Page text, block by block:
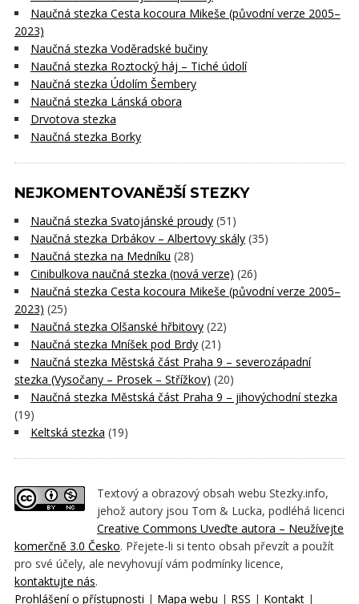
Naučná stezka Cesta kocoura Mikeše (původní verze 2005–
2023)
Naučná stezka Voděradské bučiny
Naučná stezka Roztocký háj – Tiché údolí
Naučná stezka Údolím Šembery
Naučná stezka Lánská obora
Drvotova stezka
Naučná stezka Borky
NEJKOMENTOVANĚJŠÍ STEZKY
Naučná stezka Svatojánské proudy(51)
Naučná stezka Drbákov – Albertovy skály(35)
Naučná stezka na Medníku (28)
Cinibulkova naučná stezka (nová verze) (26)
Naučná stezka Cesta kocoura Mikeše (původní verze 2005–
2023) (25)
Naučná stezka Olšanské hřbitovy(22)
Naučná stezka Mníšek pod Brdy(21)
Naučná stezka Městská část Praha 9 – severozápadní
stezka (Vysočany – Prosek – Střížkov) (20)
Naučná stezka Městská část Praha 9 – jihovýchodní stezka
(19)
Keltská stezka (19)
Textový a obrazový obsah webu Stezky.info,
jehož autory jsou Tom & Lucka, podléhá licenci
Creative Commons Uveďte autora – Neužívejte
komerčně 3.0 Česko. Přejete-li si tento obsah převzít a použít
pro své účely, ale nevyhovují vám podmínky licence,
kontaktujte nás.
Prohlášení o přístupnosti | Mapa webu | RSS | Kontakt|